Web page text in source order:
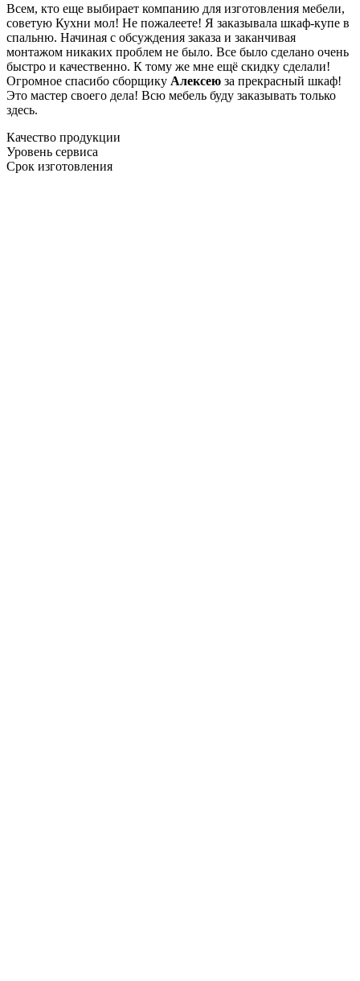
Всем, кто еще выбирает компанию для изготовления мебели,
советую Кухни мол! Не пожалеете! Я заказывала шкаф-купе в
спальню. Начиная с обсуждения заказа и заканчивая
монтажом никаких проблем не было. Все было сделано очень
быстро и качественно. К тому же мне ещё скидку сделали!
Огромное спасибо сборщику Алексею за прекрасный шкаф!
Это мастер своего дела! Всю мебель буду заказывать только
здесь.
Качество продукции
Уровень сервиса
Срок изготовления